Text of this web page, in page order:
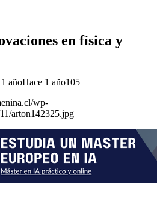
en física y
añoHace 1 año105